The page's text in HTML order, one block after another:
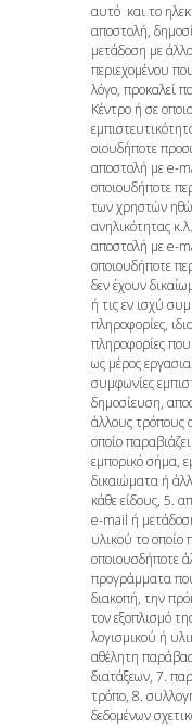
αυτό και το
αποστολή,
μετάδοση με
περιεχομένου
λόγο, προκαλεί
Κέντρο ή σε
οιουδήποτε
αποστολή με e-
οποιουδήποτε
των χρηστών
ανηλικότητας
αποστολή με e-
οποιουδήποτε
δεν έχουν
ή τις εν ισχύ
πληροφορίες,
πληροφορίες
ως μέρος
συμφωνίες
δημοσίευση,
άλλους τρόπους
οποίο
εμπορικό σήμα,
δικαιώματα ή
κάθε είδους, 5.
e-mail ή
υλικού το οποίο
οποιουσδήποτε
προγράμματα
διακοπή, την
τον εξοπλισμό
λογισμικού ή
αθέλητη
διατάξεων, 7.
τρόπο, 8.
δεδομένων